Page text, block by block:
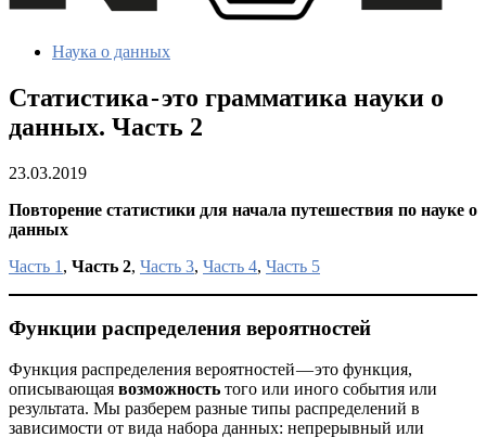
Наука о данных
Статистика - это грамматика науки о
данных. Часть 2
23.03.2019
Повторение статистики для начала путешествия по науке о
данных
Часть 1 , Часть 2, Часть 3, Часть 4, Часть 5
Функции распределения вероятностей
Функция распределения вероятностей — это функция,
описывающая возможность того или иного события или
результата. Мы разберем разные типы распределений в
зависимости от вида набора данных: непрерывный или